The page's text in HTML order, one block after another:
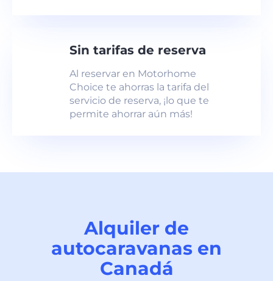
Sin tarifas de reserva
Al reservar en Motorhome
Choice te ahorras la tarifa del
servicio de reserva, ¡lo que te
permite ahorrar aún más!
Alquiler de
autocaravanas en
Canadá